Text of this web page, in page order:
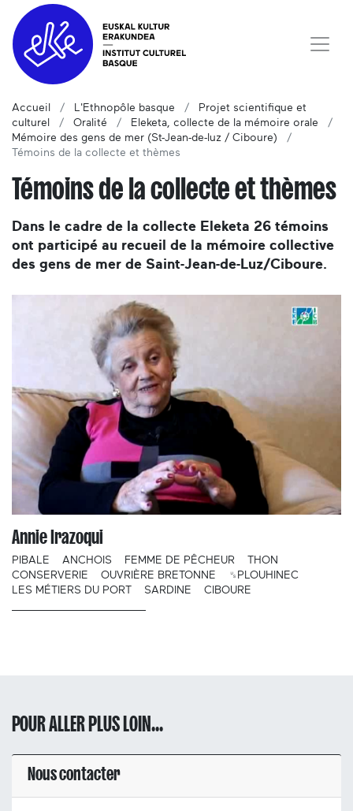
Accueil L'Ethnopôle basque
Projet scientifique et
culturel
Oralité
Eleketa, collecte de la mémoire orale
Mémoire des gens de mer (St-Jean-de-luz / Ciboure)
Témoins de la collecte et thèmes
Témoins de la collecte et thèmes
Dans le cadre de la collecte Eleketa 26 témoins
ont participé au recueil de la mémoire collective
des gens de mer de Saint-Jean-de-Luz/Ciboure.
Annie Irazoqui
PIBALE ANCHOIS FEMME DE PÊCHEUR
THON
CONSERVERIE
OUVRIÈRE BRETONNE
␟PLOUHINEC
LES MÉTIERS DU PORT
SARDINE CIBOURE
POUR ALLER PLUS LOIN...
Nous contacter